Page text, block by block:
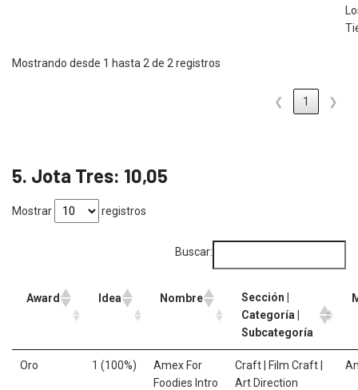
Mostrando desde 1 hasta 2 de 2 registros
❮ 1 ❯
5. Jota Tres: 10,05
Mostrar registros
Buscar:
Award Idea Nombre
Sección |
Categoría |
Subcategoría
Oro 1 (100%)
Amex For
Foodies Intro
Craft | Film Craft |
Art Direction